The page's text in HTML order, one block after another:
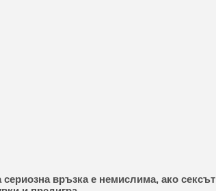
връзка е немислима, ако сексът